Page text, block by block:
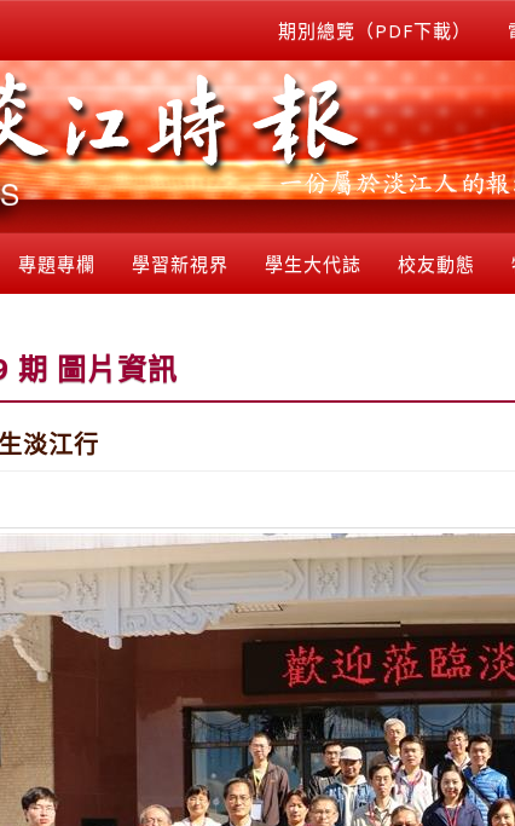
期別總覽（PDF下載）
專題專欄 學習新視界 學生大代誌 校友動態
期 圖片資訊
淡江行